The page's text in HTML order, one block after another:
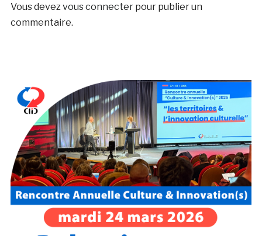
Vous devezvous connecterpour publier un
commentaire.